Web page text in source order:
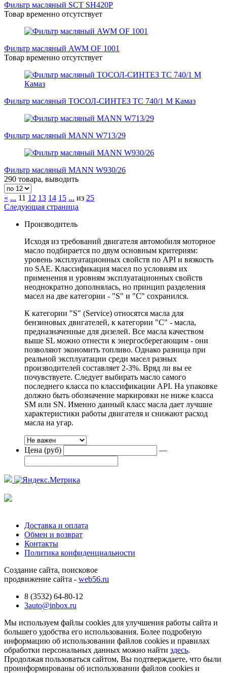
Фильтр масляный SCT SH420Р
Товар временно отсутствует
Фильтр масляный AWM OF 1001
Товар временно отсутствует
Фильтр масляный ТОСОЛ-СИНТЕЗ ТС 740/1 М Камаз
Фильтр масляный MANN W713/29
Фильтр масляный MANN W930/26
290 товара, выводить
« ... 11 12 13 14 15 ... из 25
Следующая страница
Производитель
Исходя из требований двигателя автомобиля моторное
масло подбирается по двум основным критериям:
уровень эксплуатационных свойств по API и вязкость
по SAE. Классификация масел по условиям их
применения и уровням эксплуатационных свойств
неоднократно дополнялась, но принцип разделения
масел на две категории - "S" и "С" сохранился.
К категории "S" (Service) относятся масла для
бензиновых двигателей, к категории "С" - масла,
предназначенные для дизелей. Все масла качеством
выше SL можно отнести к энергосберегающим - они
позволяют экономить топливо. Однако разница при
реальной эксплуатации среди масел разных
производителей составляет 2-3%. Вряд ли вы ее
почувствуете. Следует выбирать масло самого
последнего класса по классификации API. На упаковке
должно быть обозначение маркировки не ниже класса
SM или SN. Именно данный класс масла дает лучшие
характеристики работы двигателя и снижают расход
масла на угар.
Цена (руб) —
Доставка и оплата
Обмен и возврат
Контакты
Политика конфиденциальности
Создание сайта, поисковое
продвижение сайта - web56.ru
8 (3532) 64-80-12
3auto@inbox.ru
Мы используем файлы cookies для улучшения работы сайта и
большего удобства его использования. Более подробную
информацию об использовании файлов cookies и правилах
обработки персональных данных можно найти здесь.
Продолжая пользоваться сайтом, Вы подтверждаете, что были
проинформированы об использовании файлов cookies и